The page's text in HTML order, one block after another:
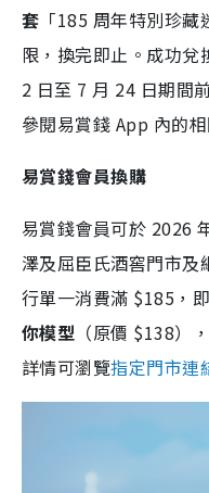
套 「185 周年特別珍
限，換完即止。成功
2 日至 7 月 24 日期間
參閱易賞錢 App 內的相
易賞錢會員換購
易賞錢會員可於 2026
澤及屈臣氏酒窖門市及
行單一消費滿 $185，
你模型 （原價 $138）
詳情可瀏覽指定門市連